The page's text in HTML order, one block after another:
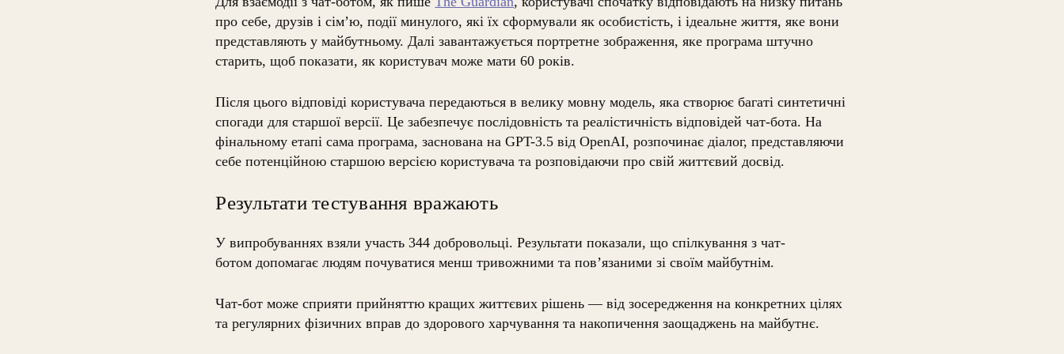
про себе, друзів і сім’ю, події минулого, які їх сформували як особистість, і ідеальне життя, яке вони
представляють у майбутньому. Далі завантажується портретне зображення, яке програма штучно
старить, щоб показати, як користувач може мати 60 років.
Після цього відповіді користувача передаються в велику мовну модель, яка створює багаті синтетичні
спогади для старшої версії. Це забезпечує послідовність та реалістичність відповідей чат-бота. На
фінальному етапі сама програма, заснована на GPT-3.5 від OpenAI, розпочинає діалог, представляючи
себе потенційною старшою версією користувача та розповідаючи про свій життєвий досвід.
Результати тестування вражають
У випробуваннях взяли участь 344 добровольці. Результати показали, що спілкування з чат-
ботом допомагає людям почуватися менш тривожними та пов’язаними зі своїм майбутнім.
Чат-бот може сприяти прийняттю кращих життєвих рішень — від зосередження на конкретних цілях
та регулярних фізичних вправ до здорового харчування та накопичення заощаджень на майбутнє.